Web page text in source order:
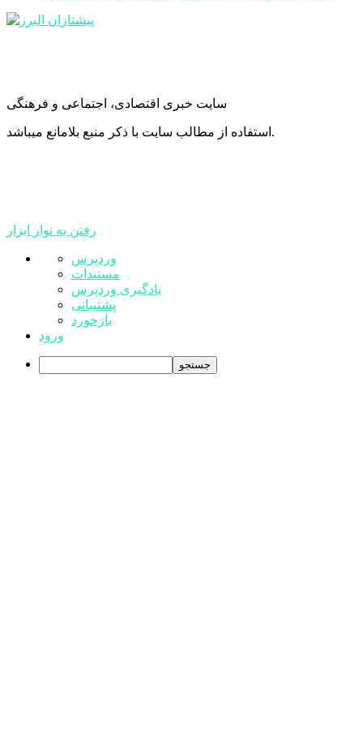
سایت خبری اقتصادی، اجتماعی و فرهنگی
استفاده از مطالب سایت با ذکر منبع بلامانع میباشد.
رفتن به نوار ابزار
درباره
وردپرس
وردپرس
مستندات
یادگیری وردپرس
پشتیبانی
بازخورد
ورود
جستجو